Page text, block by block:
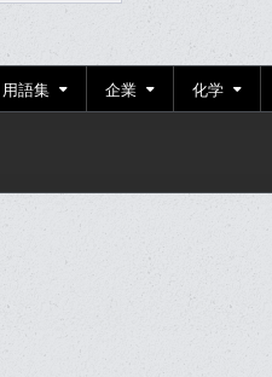
用語集 企業 化学